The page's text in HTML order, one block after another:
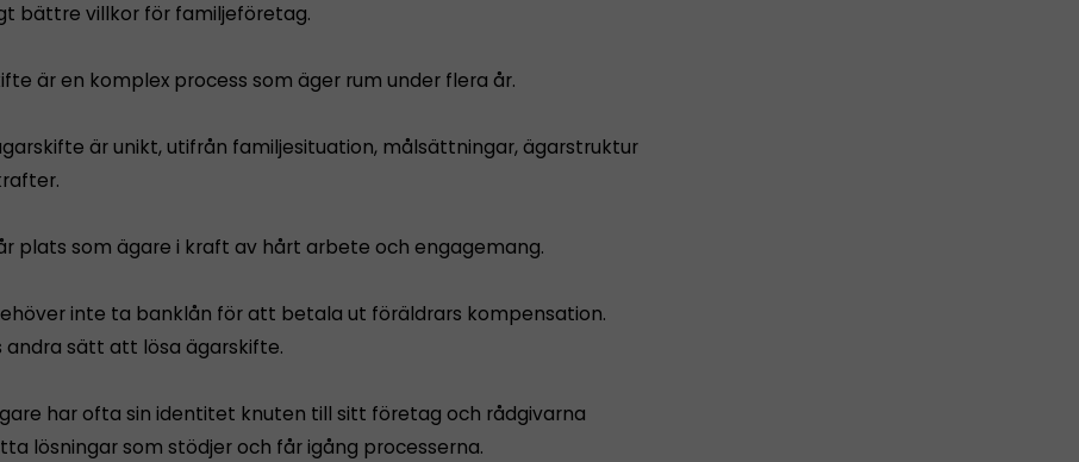
bättre villkor för familjeföretag.
är en komplex process som äger rum under flera år.
är unikt, utifrån familjesituation, målsättningar, ägarstruktur
plats som ägare i kraft av hårt arbete och engagemang.
inte ta banklån för att betala ut föräldrars kompensation.
andra sätt att lösa ägarskifte.
har ofta sin identitet knuten till sitt företag och rådgivarna
lösningar som stödjer och får igång processerna.